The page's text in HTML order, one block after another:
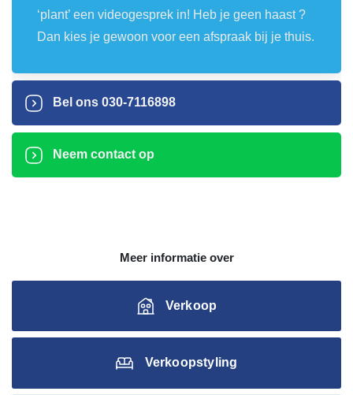
‘plant’ een videogesprek in! Heb je geen haast ?
Dan kies je gewoon voor een afspraak bij je thuis.
Bel ons 030-7116898
Neem contact op
Meer informatie over
Verkoop
Verkoopstyling